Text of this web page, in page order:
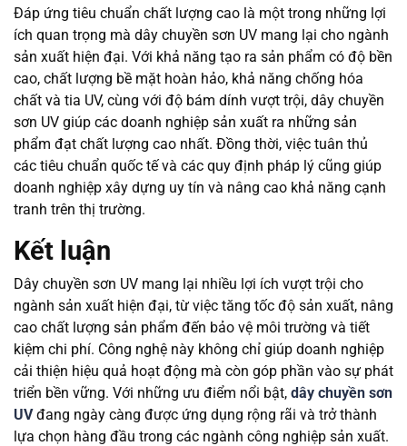
Đáp ứng tiêu chuẩn chất lượng cao là một trong những lợi
ích quan trọng mà dây chuyền sơn UV mang lại cho ngành
sản xuất hiện đại. Với khả năng tạo ra sản phẩm có độ bền
cao, chất lượng bề mặt hoàn hảo, khả năng chống hóa
chất và tia UV, cùng với độ bám dính vượt trội, dây chuyền
sơn UV giúp các doanh nghiệp sản xuất ra những sản
phẩm đạt chất lượng cao nhất. Đồng thời, việc tuân thủ
các tiêu chuẩn quốc tế và các quy định pháp lý cũng giúp
doanh nghiệp xây dựng uy tín và nâng cao khả năng cạnh
tranh trên thị trường.
Kết luận
Dây chuyền sơn UV mang lại nhiều lợi ích vượt trội cho
ngành sản xuất hiện đại, từ việc tăng tốc độ sản xuất, nâng
cao chất lượng sản phẩm đến bảo vệ môi trường và tiết
kiệm chi phí. Công nghệ này không chỉ giúp doanh nghiệp
cải thiện hiệu quả hoạt động mà còn góp phần vào sự phát
triển bền vững. Với những ưu điểm nổi bật, dây chuyền sơn
UVđang ngày càng được ứng dụng rộng rãi và trở thành
lựa chọn hàng đầu trong các ngành công nghiệp sản xuất.